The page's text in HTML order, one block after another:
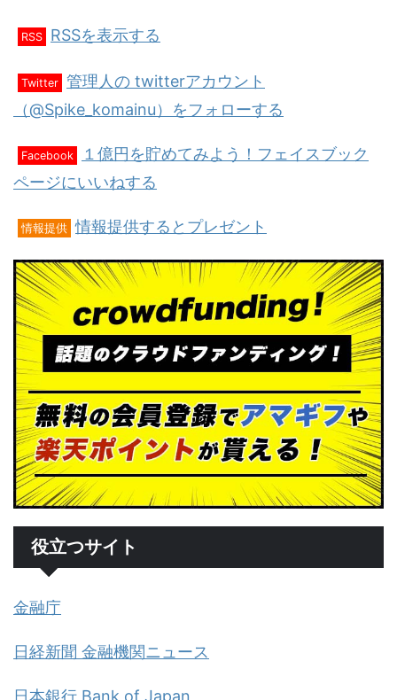
RSS RSSを表示する
Twitter 管理人の twitterアカウント
（@Spike_komainu）をフォローする
Facebook
１億円を貯めてみよう！フェイスブック
ページにいいねする
情報提供 情報提供するとプレゼント
役立つサイト
金融庁
日経新聞 金融機関ニュース
日本銀行 Bank of Japan